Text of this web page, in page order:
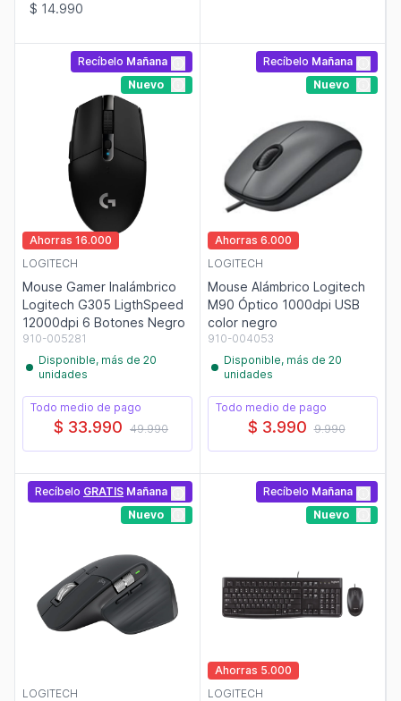
$ 14.990
Recíbelo Mañana
Nuevo
Ahorras 16.000
LOGITECH
Mouse Gamer Inalámbrico
Logitech G305 LigthSpeed
12000dpi 6 Botones Negro
910-005281
Disponible, más de 20
unidades
Todo medio de pago
$ 33.990 49.990
Recíbelo Mañana
Nuevo
Ahorras 6.000
LOGITECH
Mouse Alámbrico Logitech
M90 Óptico 1000dpi USB
color negro
910-004053
Disponible, más de 20
unidades
Todo medio de pago
$ 3.990 9.990
Recíbelo GRATIS Mañana
Nuevo
LOGITECH
Recíbelo Mañana
Nuevo
Ahorras 5.000
LOGITECH